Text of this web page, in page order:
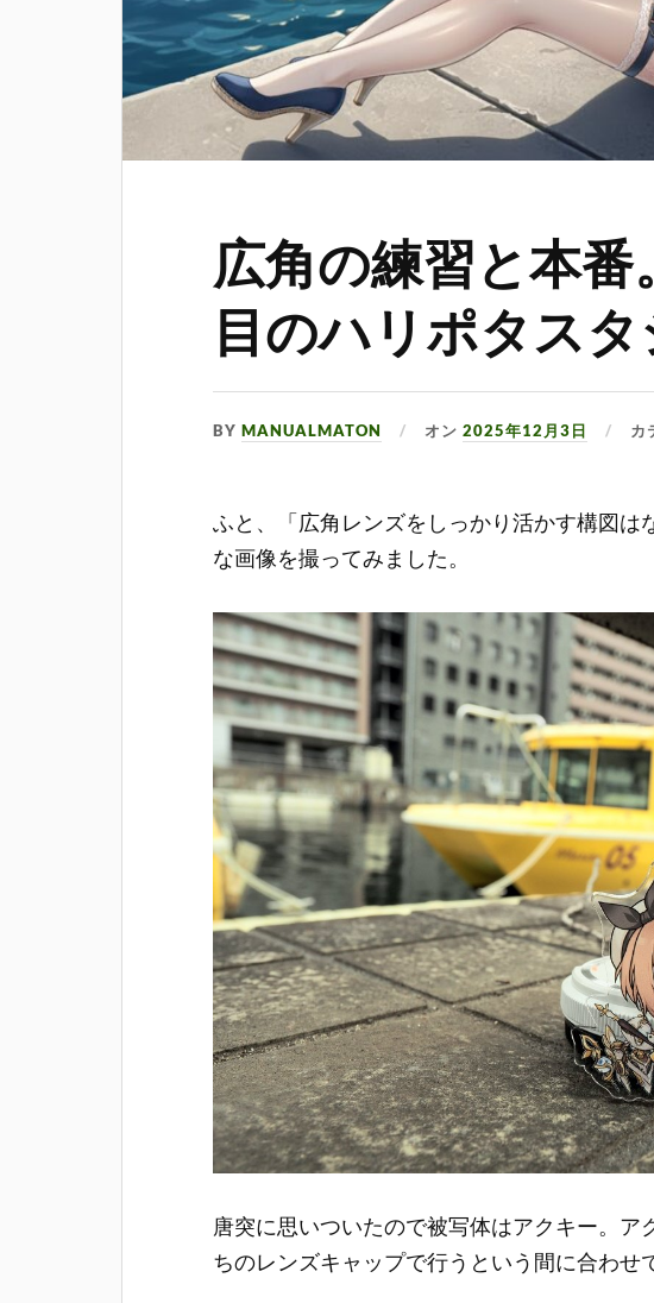
広角の練習と本番
目のハリポタス
BYMANUALMATON オン2025年12月3日 カ
ふと、「広角レンズをしっかり活かす構図は
な画像を撮ってみました。
唐突に思いついたので被写体はアクキー。ア
ちのレンズキャップで行うという間に合わせ